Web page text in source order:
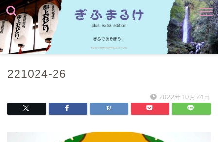
221024-26
2022年10月24日